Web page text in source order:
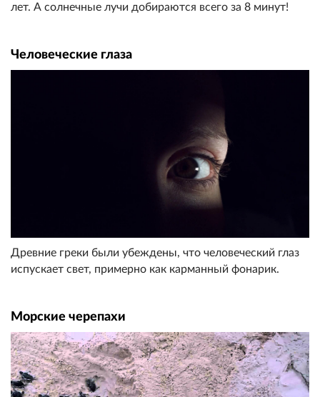
лет. А солнечные лучи добираются всего за 8 минут!
Человеческие глаза
Древние греки были убеждены, что человеческий глаз
испускает свет, примерно как карманный фонарик.
Морские черепахи